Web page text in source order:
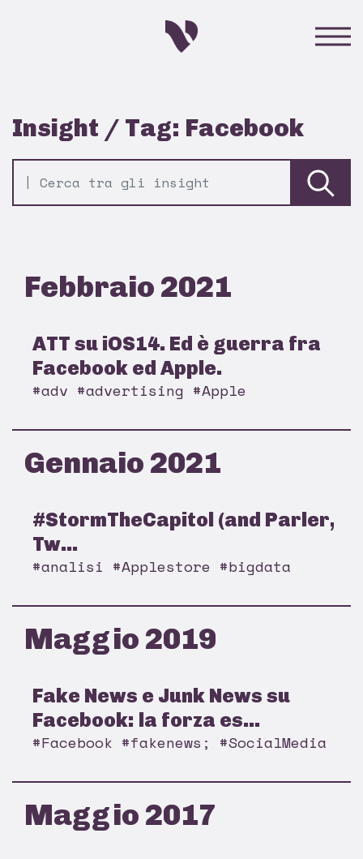
Insight / Tag: Facebook
Febbraio 2021
ATT su iOS14. Ed è guerra fra
Facebook ed Apple.
#adv #advertising #Apple
Gennaio 2021
#StormTheCapitol (and Parler,
Tw...
#analisi #Applestore #bigdata
Maggio 2019
Fake News e Junk News su
Facebook: la forza es...
#Facebook #fakenews; #SocialMedia
Maggio 2017